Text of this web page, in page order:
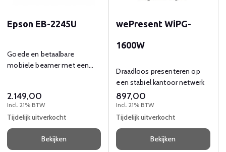
Epson EB-2245U
Goede en betaalbare
mobiele beamer met een
2.149,00
Incl. 21% BTW
Tijdelijk uitverkocht
Bekijken
wePresent WiPG-
1600W
Draadloos presenteren op
een stabiel kantoor netwerk
897,00
Incl. 21% BTW
Tijdelijk uitverkocht
Bekijken